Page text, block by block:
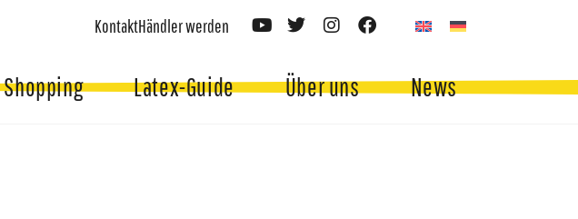
KontaktHändler werden
Shopping Latex-Guide Über uns News